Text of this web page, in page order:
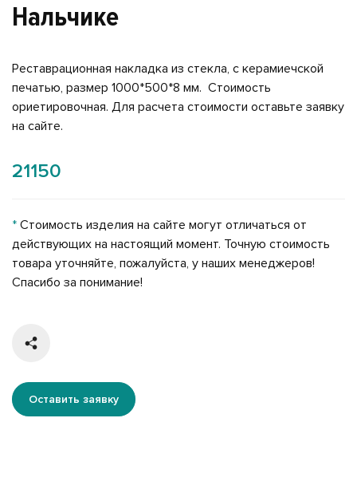
Нальчике
Реставрационная накладка из стекла, с керамиечской
печатью, размер 1000*500*8 мм. Стоимость
ориетировочная. Для расчета стоимости оставьте заявку
на сайте.
21150
* Стоимость изделия на сайте могут отличаться от
действующих на настоящий момент. Точную стоимость
товара уточняйте, пожалуйста, у наших менеджеров!
Спасибо за понимание!
Оставить заявку